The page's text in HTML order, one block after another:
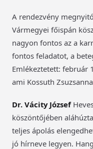
A rendezvény
Vármegyei főispán
nagyon fontos az a
fontos feladatot, a
Emlékeztetett: február
ami Kossuth
Dr. Vácity József
köszöntőjében
teljes ápolás
jó hírneve legyen.